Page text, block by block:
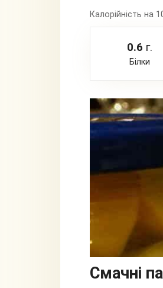
Калорійність на
0.6 г.
Білки
Смачні